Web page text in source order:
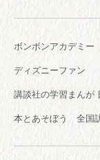
ボンボンアカデミー
ディズニーファン
講談社の学習まんが
本とあそぼう 全国